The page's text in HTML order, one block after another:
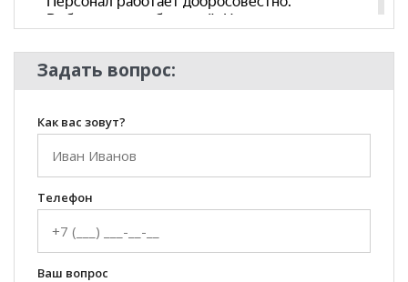
Задать вопрос:
Как вас зовут?
Телефон
Ваш вопрос